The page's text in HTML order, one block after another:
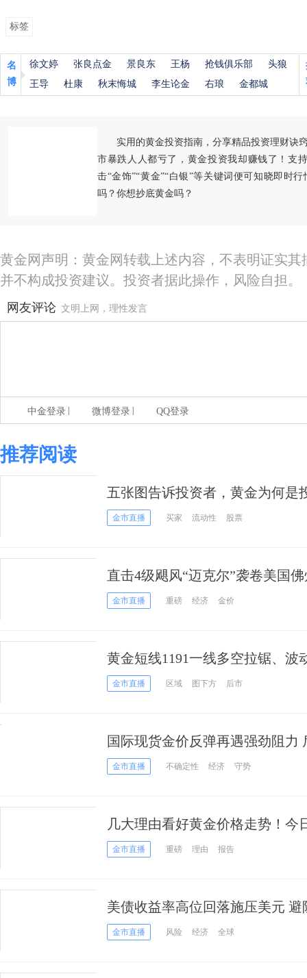
标签
名
博
徐文婷 张良点金 景良东 王杨 抢钱俱乐部
头狼
王导
杜康 秋末悔城 李生论金 右琅 金都城
实用的黄金投资指南，分享精品投资理财诀
市暴跌人人都亏了，黄金投资我却赚钱了！支
击“金饰”“黄金”“白银”等关键词便可知晓即时
吗？你想抄底黄金吗？
黄金网声明：黄金网转载上述内容，不表明证实
并不构成投资建议。投资者据此操作，风险自担。
网友评论 文明上网，理性发言
中金登录 微博登录 QQ登录
推荐阅读
五张图告诉投资者，黄金为何是
金市直播 买家 流动性 股票
直击4级飓风“迈克尔”袭卷美国
一“大礼物”！
金市直播 重磅 经济 金价
黄金短线1191一线多空拉锯、波
金市直播 区域 图下方 后市
国际现货金价反弹再遇强劲阻力
位！
金市直播 不确定性 经济 守势
几大理由看好黄金价格走势！今
重磅数据！
金市直播 重磅 理由 报告
美债收益率高位回落施压美元
金市直播 风险 经济 全球